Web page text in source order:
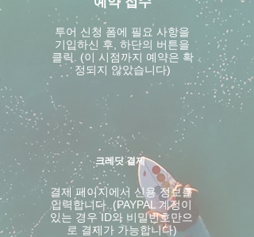
투어 신청 폼에 필요 사항을
기입하신 후, 하단의 버튼을
클릭. (이 시점까지 예약은 확
정되지 않았습니다)
크레딧 결제
결제 페이지에서 신용 정보를
입력합니다. (PAYPAL 계정이
있는 경우 ID와 비밀번호만으
로 결제가 가능합니다)